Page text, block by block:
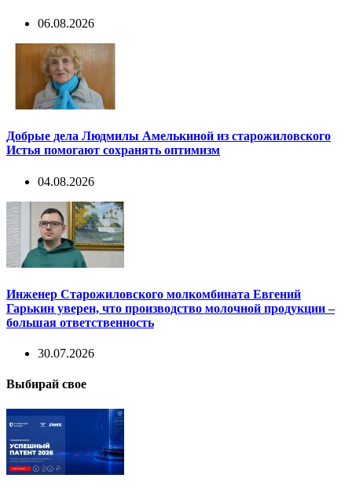
06.08.2026
Добрые дела Людмилы Амелькиной из старожиловского
Истья помогают сохранять оптимизм
04.08.2026
Инженер Старожиловского молкомбината Евгений
Гарькин уверен, что производство молочной продукции –
большая ответственность
30.07.2026
Выбирай свое